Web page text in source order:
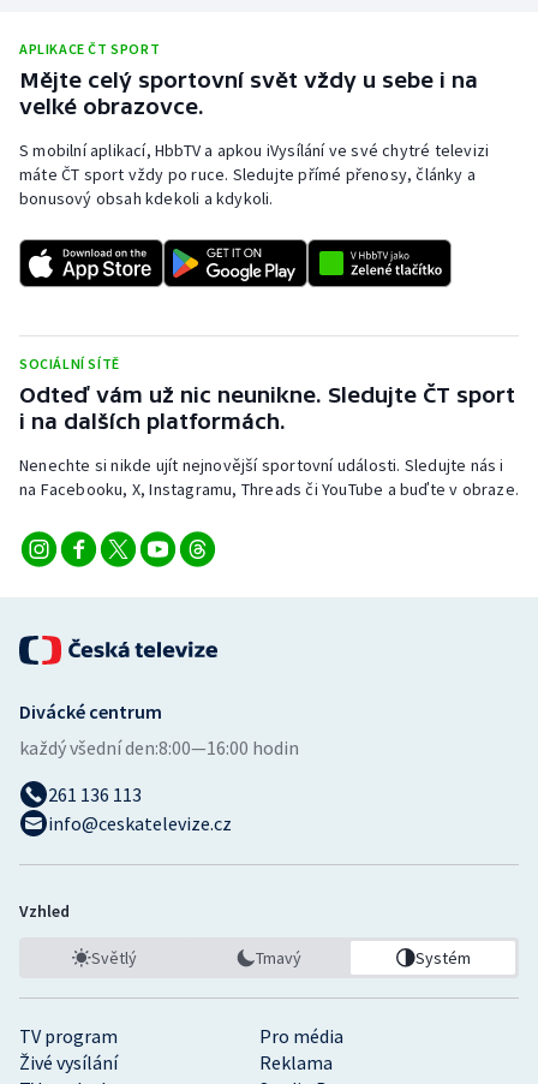
APLIKACE ČT SPORT
Mějte celý sportovní svět vždy u sebe i na
velké obrazovce.
S mobilní aplikací, HbbTV a apkou iVysílání ve své chytré televizi
máte ČT sport vždy po ruce. Sledujte přímé přenosy, články a
bonusový obsah kdekoli a kdykoli.
SOCIÁLNÍ SÍTĚ
Odteď vám už nic neunikne. Sledujte ČT sport
i na dalších platformách.
Nenechte si nikde ujít nejnovější sportovní události. Sledujte nás i
na Facebooku, X, Instagramu, Threads či YouTube a buďte v obraze.
TV program
Pro média
Živé vysílání
Reklama
Divácké centrum
každý všední den:8:00—16:00 hodin
261 136 113
info@ceskatelevize.cz
Vzhled
Světlý Tmavý Systém